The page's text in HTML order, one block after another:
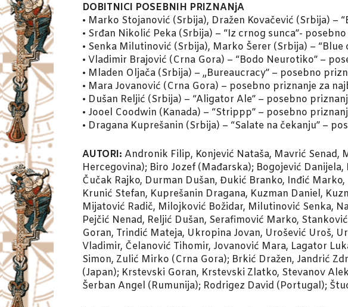
DOBITNICI POSEBNIH PRIZNANjA
• Marko Stojanović (Srbija), Dražen Kovačević (Srbija) –
• Srđan Nikolić Peka (Srbija) – “Iz crnog sunca”-
• Senka Milutinović (Srbija), Marko Šerer (Srbija) –
• Vladimir Brajović (Crna Gora) – “Bodo Neurotiko” –
• Mladen Oljača (Srbija) – „Bureaucracy” – posebno
• Mara Jovanović (Crna Gora) – posebno priznanje za
• Dušan Reljić (Srbija) – “Aligator Ale” – posebno
• Jooel Coodwin (Kanada) – “Strippp” – posebno
• Dragana Kuprešanin (Srbija) – “Salate na čekanju” –
AUTORI: Andronik Filip, Konjević Nataša, Mavrić Senad,
Hercegovina); Biro Jozef (Mađarska); Bogojević
Čučak Rajko, Durman Dušan, Đukić Branko, Inđić
Krunić Stefan, Kuprešanin Dragana, Kuzman Daniel,
Mijatović Radič, Milojković Božidar, Milutinović Senka,
Pejčić Nenad, Reljić Dušan, Serafimović Marko,
Goran, Trindić Mateja, Ukropina Jovan, Urošević Uroš,
Vladimir, Čelanović Tihomir, Jovanović Mara, Lagator
Simon, Zulić Mirko (Crna Gora); Brkić Dražen, Jandrić
(Japan); Krstevski Goran, Krstevski Zlatko, Stevanov
Šerban Angel (Rumunija); Rodrigez David (Portugal);